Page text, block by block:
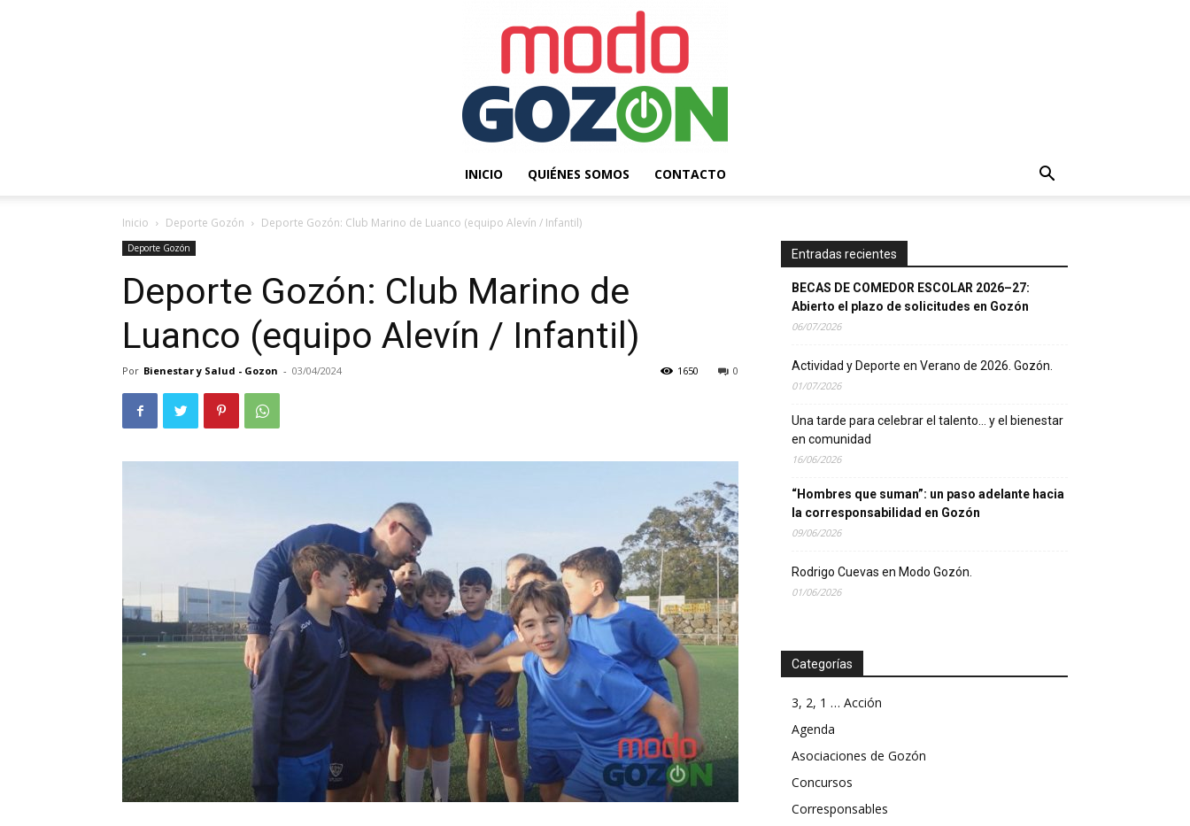
Gozón
INICIO QUIÉNES SOMOS CONTACTO
Inicio Deporte Gozón Deporte Gozón: Club Marino de Luanco (equipo Alevín / Infantil)
Deporte Gozón
Deporte Gozón: Club Marino de
Luanco (equipo Alevín / Infantil)
Por Bienestar y Salud - Gozon - 03/04/2024 0
1650
Entradas recientes
BECAS DE COMEDOR ESCOLAR 2026–27:
Abierto el plazo de solicitudes en Gozón
06/07/2026
Actividad y Deporte en Verano de 2026. Gozón.
01/07/2026
Una tarde para celebrar el talento… y el bienestar
en comunidad
16/06/2026
“Hombres que suman”: un paso adelante hacia
la corresponsabilidad en Gozón
09/06/2026
Rodrigo Cuevas en Modo Gozón.
01/06/2026
Categorías
3, 2, 1 … Acción
Agenda
Asociaciones de Gozón
Concursos
Corresponsables